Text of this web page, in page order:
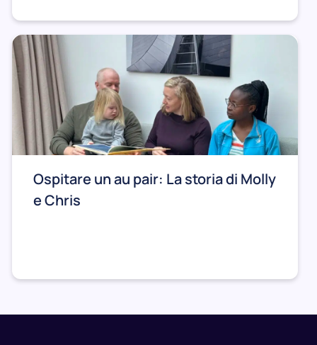
Ospitare un au pair: La storia di Molly
e Chris